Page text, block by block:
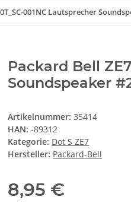
001NC Lautsprecher
Packard Bell
Soundspeaker
Artikelnummer: 35414
HAN: -89312
Kategorie: Dot S ZE7
Hersteller: Packard-Bell
8,95 €